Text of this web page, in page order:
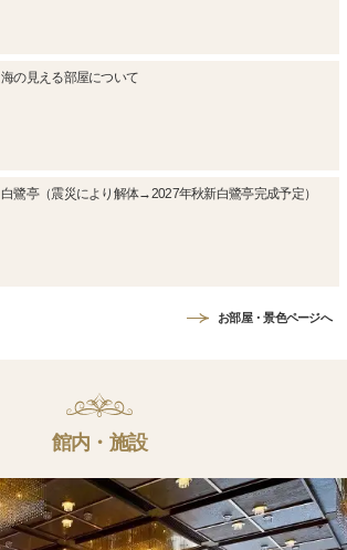
海の見える部屋について
白鷺亭（震災により解体→2027年秋新白鷺亭完成予定）
お部屋・景色ページへ
館内・施設